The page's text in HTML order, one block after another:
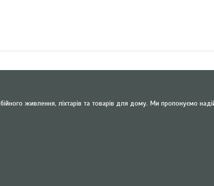
живлення, ліхтарів та товарів для дому. Ми пропонуємо